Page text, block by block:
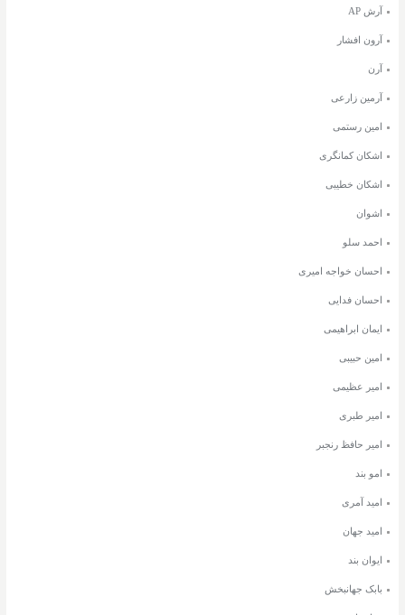
آرش AP
آرون افشار
آرن
آرمین زارعی
امین رستمی
اشکان کمانگری
اشکان خطیبی
اشوان
احمد سلو
احسان خواجه امیری
احسان فدایی
ایمان ابراهیمی
امین حبیبی
امیر عظیمی
امیر طبری
امیر حافظ رنجبر
امو بند
امید آمری
امید جهان
ایوان بند
بابک جهانبخش